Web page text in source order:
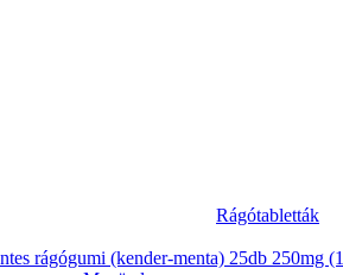
Rágótabletták
rágógumi (kender-menta) 25db 250mg